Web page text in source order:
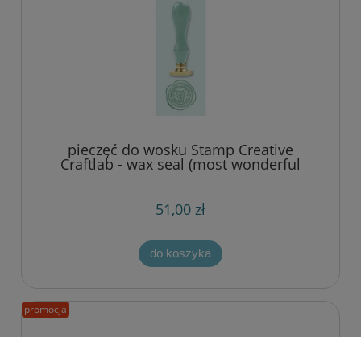
pieczęć do wosku Stamp Creative
Craftlab - wax seal (most wonderful
51,00 zł
do koszyka
promocja